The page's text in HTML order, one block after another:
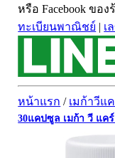
เครื่องดื่มกา
น้ำหนัก
ขนาด อกสตรี
ผิวพรรณ-กลู
ริ้วรอย
แผลเป็น หลุ
สิวอุดตันหน้า
Blackmores
VitaHealth
Mega we care
Vistra วิสทร้า
DQ Primary
Maxxlife
SpringMate
หรือ Facebook ขอ
ทะเบียนพาณิชย์ | เ
หน้าแรก / เมก้าวีแ
30แคปซูล เมก้า วี แค